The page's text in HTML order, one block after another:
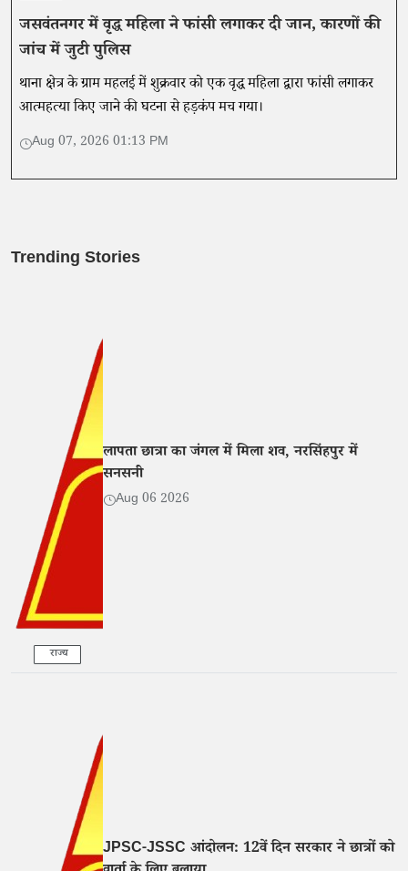
जसवंतनगर में वृद्ध महिला ने फांसी लगाकर दी जान, कारणों की
जांच में जुटी पुलिस
थाना क्षेत्र के ग्राम महलई में शुक्रवार को एक वृद्ध महिला द्वारा फांसी लगाकर
आत्महत्या किए जाने की घटना से हड़कंप मच गया।
Aug 07, 2026 01:13 PM
Trending Stories
राज्य
लापता छात्रा का जंगल में मिला शव, नरसिंहपुर में
सनसनी
Aug 06 2026
JPSC-JSSC आंदोलन: 12वें दिन सरकार ने छात्रों को